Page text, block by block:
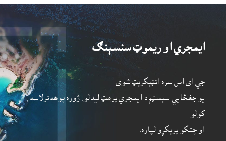
ايمجري او ريموټ سنسېنګ
جي اى اس سره انټېګرېټ شوى
يو جغځايي سېسټم د ايمجري پرمټ ليدلو, ژوره پوهه ترلاسه
کولو
او چتکو پرېکړو لپاره.